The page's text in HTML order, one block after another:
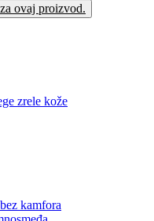
ovaj proizvod.
zrele kože
kamfora